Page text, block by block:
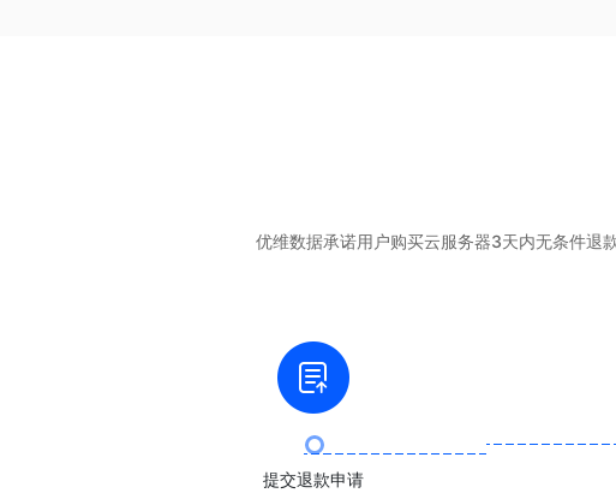
优维数据承诺用户购买云服务器3天内无条件退
提交退款申请